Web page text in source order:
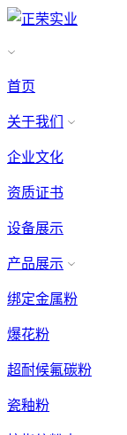
首页
关于我们
企业文化
资质证书
设备展示
产品展示
绑定金属粉
爆花粉
超耐候氟碳粉
瓷釉粉